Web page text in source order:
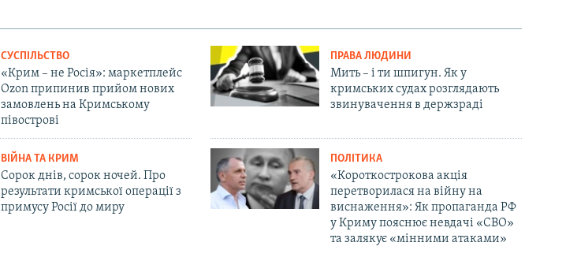
СУСПІЛЬСТВО
«Крим – не Росія»: маркетплейс
Ozon припинив прийом нових
замовлень на Кримському
півострові
ПРАВА ЛЮДИНИ
Мить – і ти шпигун. Як у
кримських судах розглядають
звинувачення в держзраді
ВІЙНА ТА КРИМ
Сорок днів, сорок ночей. Про
результати кримської операції з
примусу Росії до миру
ПОЛІТИКА
«Короткострокова акція
перетворилася на війну на
виснаження»: Як пропаганда РФ
у Криму пояснює невдачі «СВО»
та залякує «мінними атаками»